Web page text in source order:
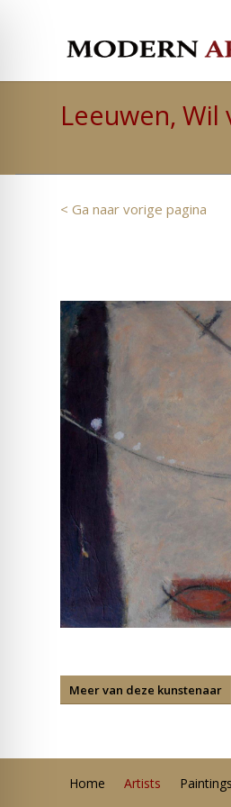
Leeuwen,
< Ga naar vorige pagina
Meer van deze kunstenaar
Home Artists